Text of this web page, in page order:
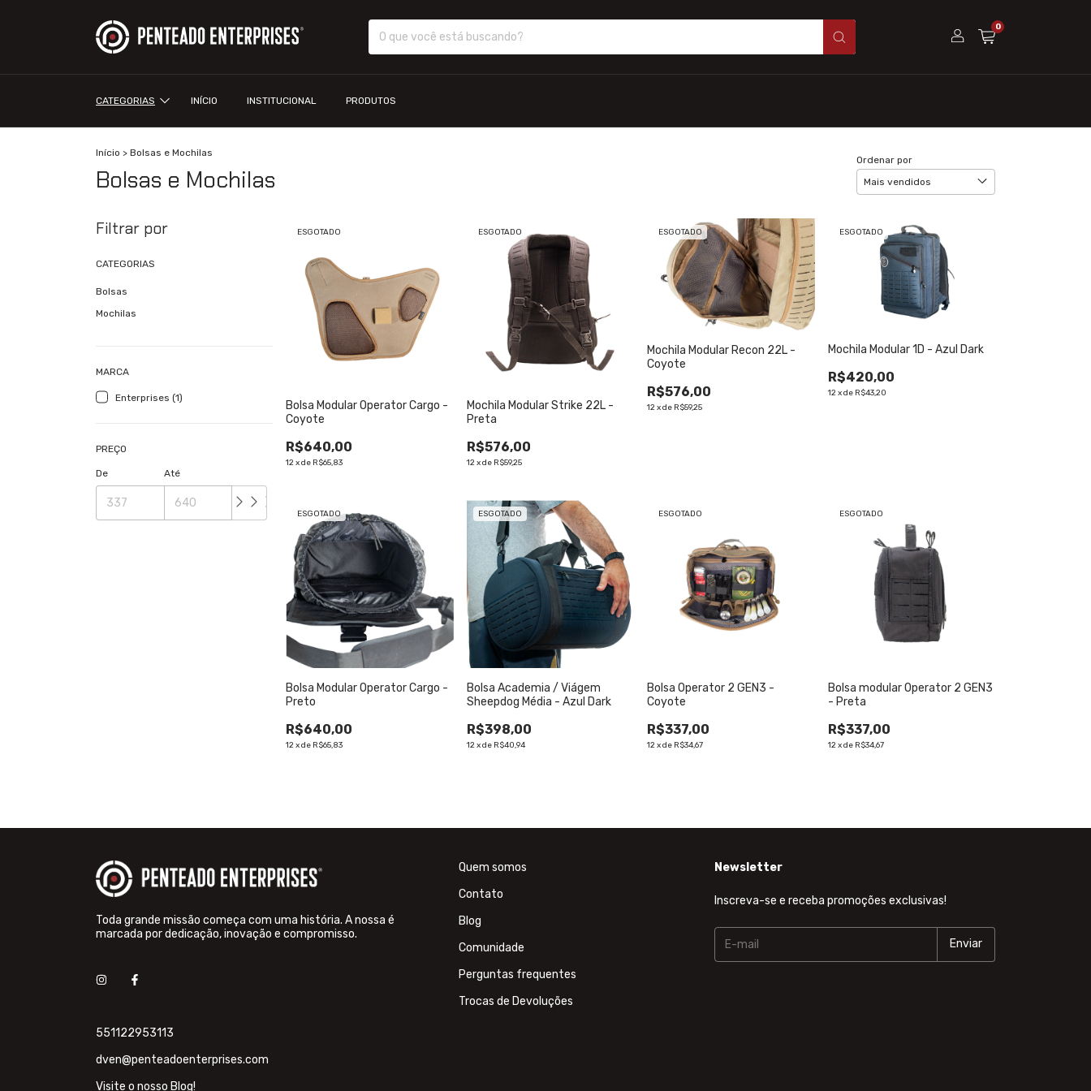
0
CATEGORIAS INÍCIO INSTITUCIONAL PRODUTOS
Início > Bolsas e Mochilas
Bolsas e Mochilas
Ordenar por
Filtrar por
CATEGORIAS
Bolsas
Mochilas
MARCA
Enterprises (1)
PREÇO
De Até
ESGOTADO
Bolsa Modular Operator Cargo -
Coyote
R$640,00
12xde R$65,83
ESGOTADO
Mochila Modular Strike 22L -
Preta
R$576,00
12xde R$59,25
ESGOTADO
Mochila Modular Recon 22L -
Coyote
R$576,00
12xde R$59,25
ESGOTADO
Mochila Modular 1D - Azul Dark
R$420,00
12 xde R$43,20
ESGOTADO
Bolsa Modular Operator Cargo -
Preto
R$640,00
12xde R$65,83
ESGOTADO
Bolsa Academia / Viágem
Sheepdog Média - Azul Dark
R$398,00
12xde R$40,94
ESGOTADO
Bolsa Operator 2 GEN3 -
Coyote
R$337,00
12xde R$34,67
ESGOTADO
Bolsa modular Operator 2 GEN3
- Preta
R$337,00
12 xde R$34,67
Toda grande missão começa com uma história. A nossa é
marcada por dedicação, inovação e compromisso.
551122953113
dven@penteadoenterprises.com
Visite o nosso Blog!
Quem somos
Contato
Blog
Comunidade
Perguntas frequentes
Trocas de Devoluções
Newsletter
Inscreva-se e receba promoções exclusivas!